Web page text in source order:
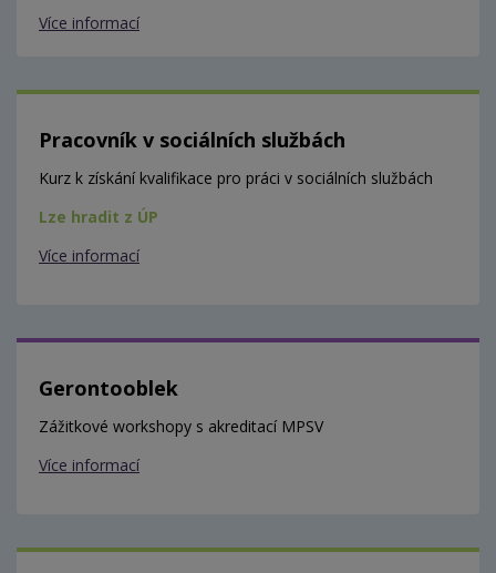
Více informací
Pracovník v sociálních službách
Kurz k získání kvalifikace pro práci v sociálních službách
Lze hradit z ÚP
Více informací
Gerontooblek
Zážitkové workshopy s akreditací MPSV
Více informací